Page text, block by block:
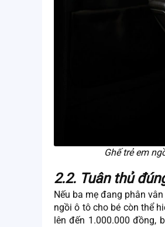
Ghế trẻ em
2.2. Tuân thủ
Nếu ba mẹ đang phân
ngồi ô tô cho bé còn thể
lên đến 1.000.000 đồng,